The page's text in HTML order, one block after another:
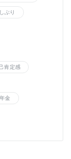
ぶり
肯定感
金